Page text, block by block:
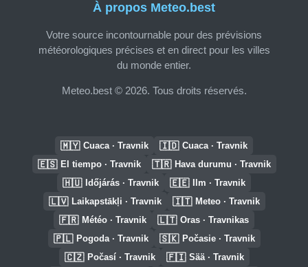
À propos Meteo.best
Votre source incontournable pour des prévisions
météorologiques précises et en direct pour les villes
du monde entier.
Meteo.best © 2026. Tous droits réservés.
🇲🇾 Cuaca · Travnik 🇮🇩 Cuaca · Travnik
🇪🇸 El tiempo · Travnik 🇹🇷 Hava durumu · Travnik
🇭🇺 Időjárás · Travnik 🇪🇪 Ilm · Travnik
🇱🇻 Laikapstākļi · Travnik 🇮🇹 Meteo · Travnik
🇫🇷 Météo · Travnik 🇱🇹 Oras · Travnikas
🇵🇱 Pogoda · Travnik 🇸🇰 Počasie · Travnik
🇨🇿 Počasí · Travnik 🇫🇮 Sää · Travnik